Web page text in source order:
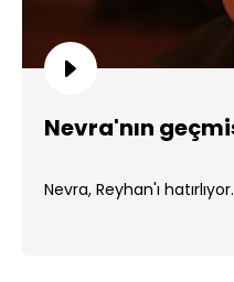
Nevra'nın
Nevra, Reyhan'ı hatırlıyor.